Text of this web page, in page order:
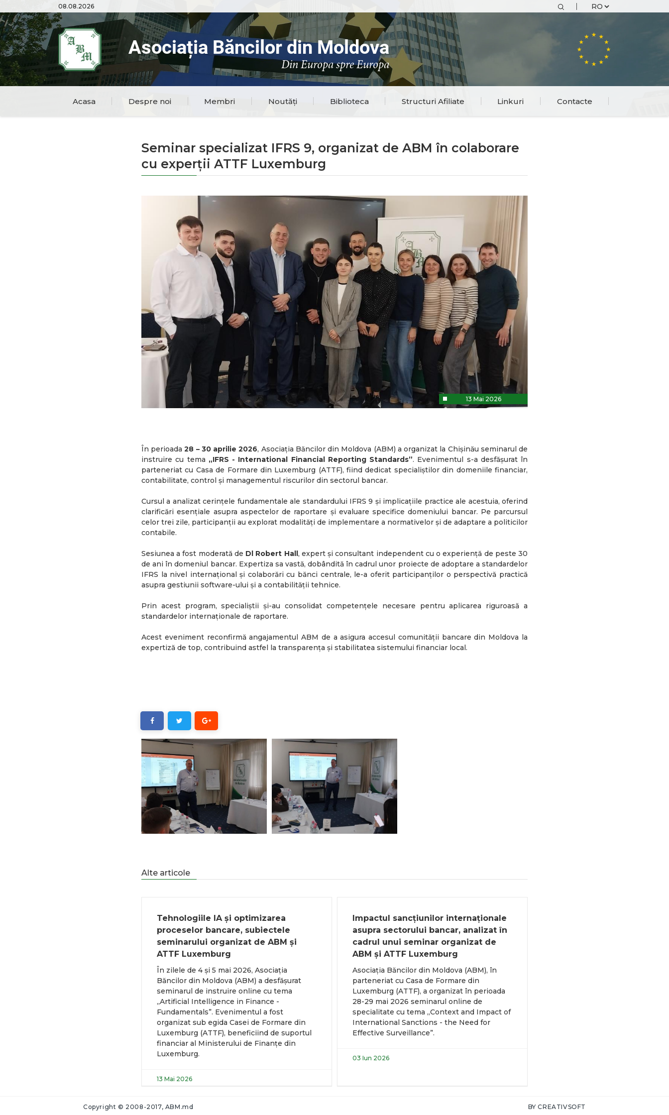
08.08.2026
Asociația Băncilor din Moldova
Din Europa spre Europa
Acasa Despre noi Membri Noutăți Biblioteca Structuri Afiliate Linkuri Contacte
Seminar specializat IFRS 9, organizat de ABM în colaborare
cu experții ATTF Luxemburg
13 Mai 2026
În perioada28 – 30 aprilie 2026, Asociația Băncilor din Moldova (ABM) a organizat la Chișinău seminarul de
instruire cu tema „IFRS - International Financial Reporting Standards”. Evenimentul s-a desfășurat în
parteneriat cu Casa de Formare din Luxemburg (ATTF), fiind dedicat specialiștilor din domeniile financiar,
contabilitate, control și managementul riscurilor din sectorul bancar.
Cursul a analizat cerințele fundamentale ale standardului IFRS 9 și implicațiile practice ale acestuia, oferind
clarificări esențiale asupra aspectelor de raportare și evaluare specifice domeniului bancar. Pe parcursul
celor trei zile, participanții au explorat modalități de implementare a normativelor și de adaptare a politicilor
contabile.
Sesiunea a fost moderată de Dl Robert Hall, expert și consultant independent cu o experiență de peste 30
de ani în domeniul bancar. Expertiza sa vastă, dobândită în cadrul unor proiecte de adoptare a standardelor
IFRS la nivel internațional și colaborări cu bănci centrale, le-a oferit participanților o perspectivă practică
asupra gestiunii software-ului și a contabilității tehnice.
Prin acest program, specialiștii și-au consolidat competențele necesare pentru aplicarea riguroasă a
standardelor internaționale de raportare.
Acest eveniment reconfirmă angajamentul ABM de a asigura accesul comunității bancare din Moldova la
expertiză de top, contribuind astfel la transparența și stabilitatea sistemului financiar local.
Alte articole
Tehnologiile IA și optimizarea
proceselor bancare, subiectele
seminarului organizat de ABM și
ATTF Luxemburg
În zilele de 4 și 5 mai 2026, Asociația
Băncilor din Moldova (ABM) a desfășurat
seminarul de instruire online cu tema
„Artificial Intelligence in Finance -
Fundamentals”. Evenimentul a fost
organizat sub egida Casei de Formare din
Luxemburg (ATTF), beneficiind de suportul
financiar al Ministerului de Finanțe din
Luxemburg.
13 Mai 2026
Impactul sancțiunilor internaționale
asupra sectorului bancar, analizat în
cadrul unui seminar organizat de
ABM și ATTF Luxemburg
Asociația Băncilor din Moldova (ABM), în
parteneriat cu Casa de Formare din
Luxemburg (ATTF), a organizat în perioada
28-29 mai 2026 seminarul online de
specialitate cu tema „Context and Impact of
International Sanctions - the Need for
Effective Surveillance”.
03 Iun 2026
Copyright © 2008-2017, ABM.md BYCREATIVSOFT